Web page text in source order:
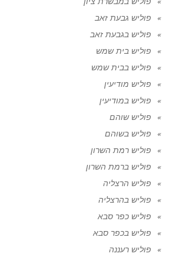
פוליש גבעת זאב
פוליש בגבעת זאב
פוליש בית שמש
פוליש בבית שמש
פוליש מודיעין
פוליש במודיעין
פוליש שוהם
פוליש בשוהם
פוליש רמת השרון
פוליש ברמת השרון
פוליש הרצליה
פוליש בהרצליה
פוליש כפר סבא
פוליש בכפר סבא
פוליש רעננה